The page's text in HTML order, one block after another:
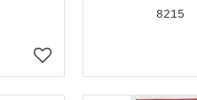
Lägg till i favoriter
8215